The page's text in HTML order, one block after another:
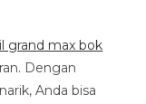
grand max bok
Dengan
Anda bisa